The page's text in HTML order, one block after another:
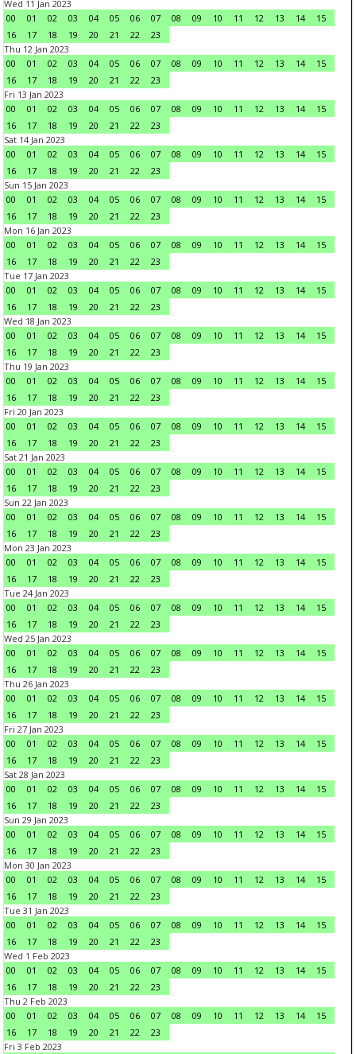
Wed 11 Jan 2023
00
01 02 03 04 05 06 07 08 09 10 11 12 13 14
15
16
17 18 19 20 21 22
23
Thu 12 Jan 2023
00
01 02 03 04 05 06 07 08 09 10 11 12 13 14
15
16
17 18 19 20 21 22
23
Fri 13 Jan 2023
00
01 02 03 04 05 06 07 08 09 10 11 12 13 14
15
16
17 18 19 20 21 22
23
Sat 14 Jan 2023
00
01 02 03 04 05 06 07 08 09 10 11 12 13 14
15
16
17 18 19 20 21 22
23
Sun 15 Jan 2023
00
01 02 03 04 05 06 07 08 09 10 11 12 13 14
15
16
17 18 19 20 21 22
23
Mon 16 Jan 2023
00
01 02 03 04 05 06 07 08 09 10 11 12 13 14
15
16
17 18 19 20 21 22
23
Tue 17 Jan 2023
00
01 02 03 04 05 06 07 08 09 10 11 12 13 14
15
16
17 18 19 20 21 22
23
Wed 18 Jan 2023
00
01 02 03 04 05 06 07 08 09 10 11 12 13 14
15
16
17 18 19 20 21 22
23
Thu 19 Jan 2023
00
01 02 03 04 05 06 07 08 09 10 11 12 13 14
15
16
17 18 19 20 21 22
23
Fri 20 Jan 2023
00
01 02 03 04 05 06 07 08 09 10 11 12 13 14
15
16
17 18 19 20 21 22
23
Sat 21 Jan 2023
00
01 02 03 04 05 06 07 08 09 10 11 12 13 14
15
16
17 18 19 20 21 22
23
Sun 22 Jan 2023
00
01 02 03 04 05 06 07 08 09 10 11 12 13 14
15
16
17 18 19 20 21 22
23
Mon 23 Jan 2023
00
01 02 03 04 05 06 07 08 09 10 11 12 13 14
15
16
17 18 19 20 21 22
23
Tue 24 Jan 2023
00
01 02 03 04 05 06 07 08 09 10 11 12 13 14
15
16
17 18 19 20 21 22
23
Wed 25 Jan 2023
00
01 02 03 04 05 06 07 08 09 10 11 12 13 14
15
16
17 18 19 20 21 22
23
Thu 26 Jan 2023
00
01 02 03 04 05 06 07 08 09 10 11 12 13 14
15
16
17 18 19 20 21 22
23
Fri 27 Jan 2023
00
01 02 03 04 05 06 07 08 09 10 11 12 13 14
15
16
17 18 19 20 21 22
23
Sat 28 Jan 2023
00
01 02 03 04 05 06 07 08 09 10 11 12 13 14
15
16
17 18 19 20 21 22
23
Sun 29 Jan 2023
00
01 02 03 04 05 06 07 08 09 10 11 12 13 14
15
16
17 18 19 20 21 22
23
Mon 30 Jan 2023
00
01 02 03 04 05 06 07 08 09 10 11 12 13 14
15
16
17 18 19 20 21 22
23
Tue 31 Jan 2023
00
01 02 03 04 05 06 07 08 09 10 11 12 13 14
15
16
17 18 19 20 21 22
23
Wed 1 Feb 2023
00
01 02 03 04 05 06 07 08 09 10 11 12 13 14
15
16
17 18 19 20 21 22
23
Thu 2 Feb 2023
00
01 02 03 04 05 06 07 08 09 10 11 12 13 14
15
16
17 18 19 20 21 22
23
Fri 3 Feb 2023